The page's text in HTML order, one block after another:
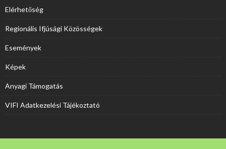
Elérhetőség
Regionális Ifjúsági Közösségek
Események
Képek
Anyagi Támogatás
VIFI Adatkezelési Tájékoztató